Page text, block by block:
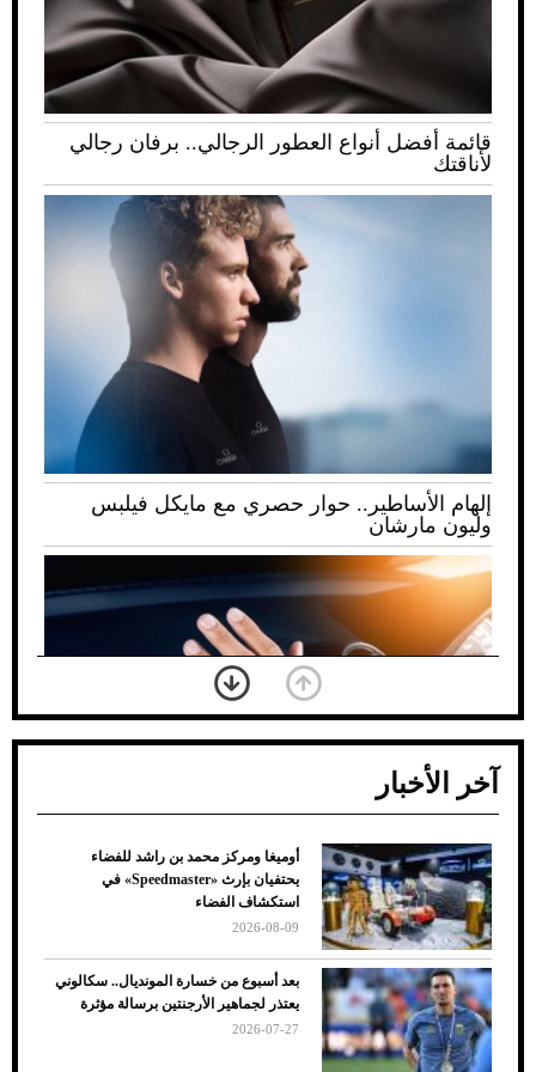
قائمة أفضل أنواع العطور الرجالي.. برفان رجالي
لأناقتك
إلهام الأساطير.. حوار حصري مع مايكل فيلبس
وليون مارشان
ضعف تبريد مكيف السيارة عند الوقوف.. أشهر
الأسباب والحلول
آخر الأخبار
أوميغا ومركز محمد بن راشد للفضاء
يحتفيان بإرث «Speedmaster» في
استكشاف الفضاء
2026-08-09
بعد أسبوع من خسارة المونديال.. سكالوني
يعتذر لجماهير الأرجنتين برسالة مؤثرة
2026-07-27